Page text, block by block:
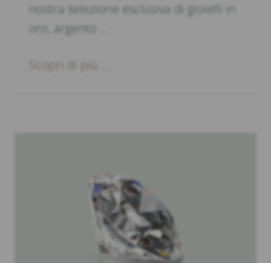
nostra selezione esclusiva di gioielli in
oro, argento …
Scopri di più ...